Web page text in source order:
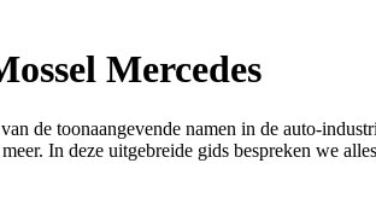
Mercedes
de toonaangevende namen in de auto-
In deze uitgebreide gids bespreken we